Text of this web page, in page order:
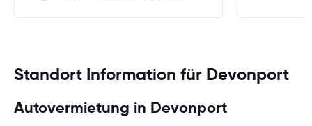
Standort Information für Devonport
Autovermietung in Devonport